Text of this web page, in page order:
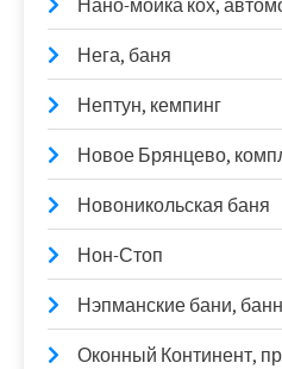
Нано-мойка кох,
Нега, баня
Нептун, кемпинг
Новое Брянцево,
Новоникольская баня
Нон-Стоп
Нэпманские бани,
Оконный Континент,